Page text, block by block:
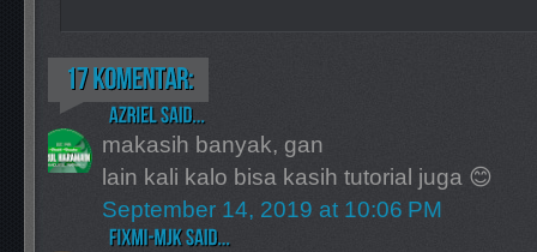
makasih banyak, gan
lain kali kalo bisa kasih tutorial juga 😊
September 14, 2019 at 10:06 PM